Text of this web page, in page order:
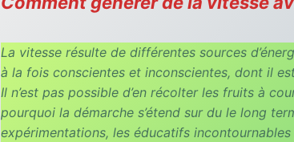
La vitesse résulte de différentes sources
à la fois conscientes et inconscientes, dont il
Il n’est pas possible d’en récolter les fruits à
pourquoi la démarche s’étend sur du le long
expérimentations, les éducatifs